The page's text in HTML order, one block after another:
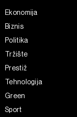
Ekonomija
Biznis
Politika
Tržište
Prestiž
Tehnologija
Green
Sport